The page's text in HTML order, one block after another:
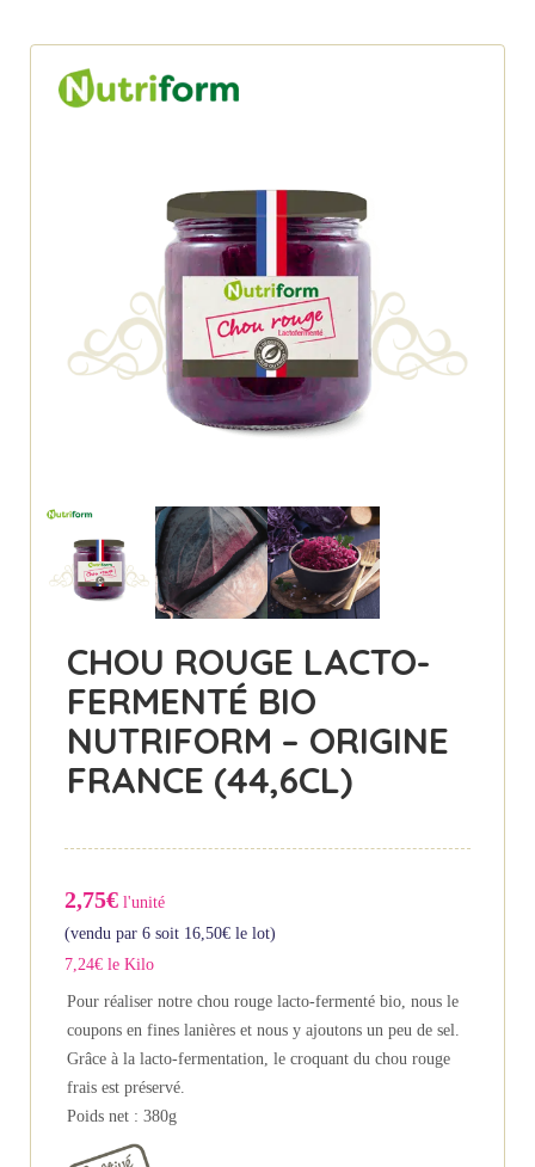
CHOU ROUGE LACTO-
FERMENTÉ BIO
NUTRIFORM – ORIGINE
FRANCE (44,6CL)
2,75€ l'unité
(vendu par 6 soit 16,50€ le lot)
7,24€ le Kilo
Pour réaliser notre chou rouge lacto-fermenté bio, nous le
coupons en fines lanières et nous y ajoutons un peu de sel.
Grâce à la lacto-fermentation, le croquant du chou rouge
frais est préservé.
Poids net : 380g